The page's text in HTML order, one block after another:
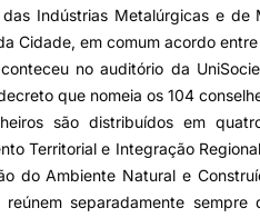
das Indústrias Metalúrgicas e de
Cidade, em comum acordo
no auditório da
que nomeia os 104
são distribuídos em
Territorial e Integração
do Ambiente Natural e
reúnem separadamente sempre